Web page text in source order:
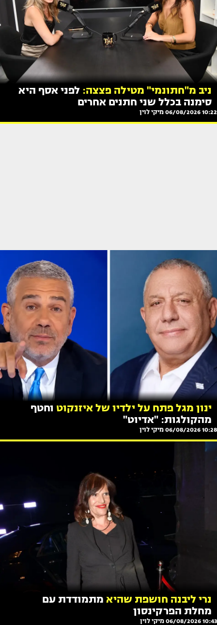
ניב מ"חתונמי" מטילה פצצה: לפני אסף היא
סימנה בכלל שני חתנים אחרים
10:22 06/08/2026 מיקי לוין
ינון מגל פתח על ילדיו של איזנקוט וחטף
מהקולגות: "אדיוט"
10:28 06/08/2026 מיקי לוין
נרי ליבנה חושפת שהיא מתמודדת עם
מחלת הפרקינסון
10:43 06/08/2026 מיקי לוין